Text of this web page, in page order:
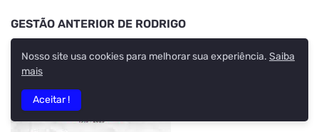
GESTÃO ANTERIOR DE RODRIGO
Nosso site usa cookies para melhorar sua experiência. Saiba
mais
Aceitar !